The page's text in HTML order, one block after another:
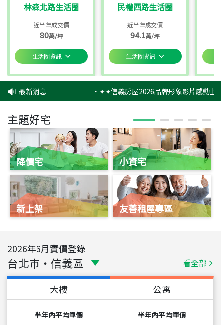
林森北路生活圈
近半年成交價
80萬/坪
生活圈資訊
民權西路生活圈
近半年成交價
94.1萬/坪
生活圈資訊
最新消息 ‧✦✦信義房屋2026品牌形象影片感動上
主題好宅
降價宅
新上架
小資宅
友善租屋專區
2026年6月實價登錄
台北市 ・ 信義區 看全部
大樓
半年內平均單價
公寓
半年內平均單價